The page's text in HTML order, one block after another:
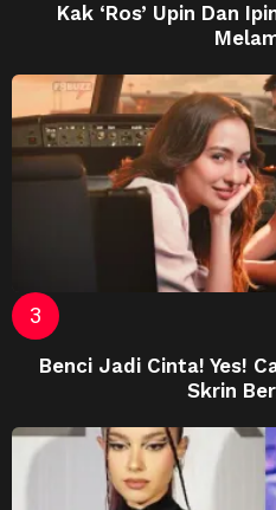
Kak ‘Ros’ Upin Dan
Benci Jadi Cinta! Yes!
Skrin